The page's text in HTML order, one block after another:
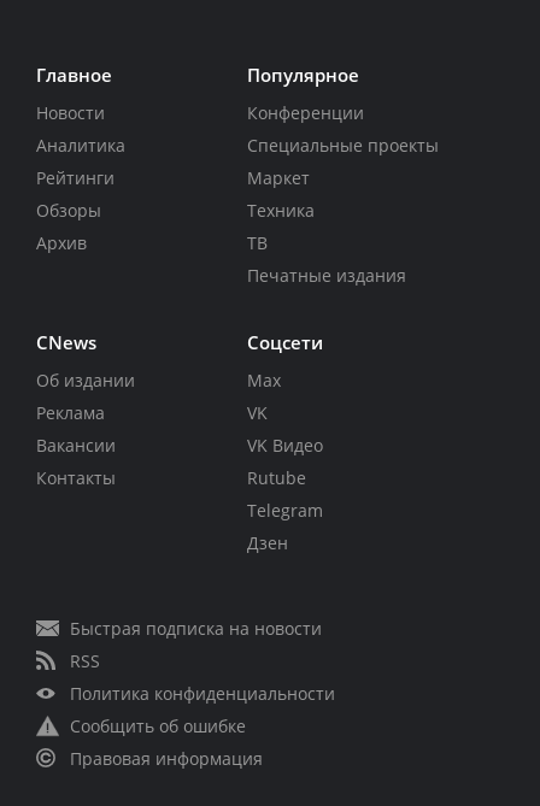
Главное
Новости
Аналитика
Рейтинги
Обзоры
Архив
Популярное
Конференции
Специальные проекты
Маркет
Техника
ТВ
Печатные издания
CNews
Об издании
Реклама
Вакансии
Контакты
Соцсети
Max
VK
VK Видео
Rutube
Telegram
Дзен
Быстрая подписка на новости
RSS
Политика конфиденциальности
Сообщить об ошибке
Правовая информация